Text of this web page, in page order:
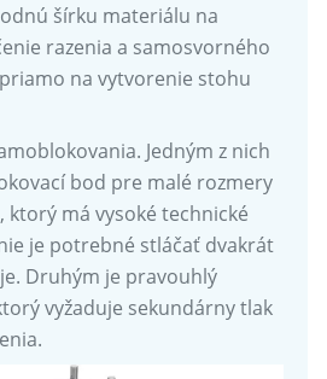
šírku materiálu na
razenia a samosvorného
na vytvorenie stohu
Jedným z nich
bod pre malé rozmery
má vysoké technické
je potrebné stláčať dvakrát
Druhým je pravouhlý
vyžaduje sekundárny tlak